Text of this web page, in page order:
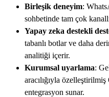
Birleşik deneyim:
sohbetinde tam çok
Yapay zeka destekli
tabanlı botlar ve daha
analitiği içerir.
Kurumsal uyarlama:
aracılığıyla
entegrasyon sunar.